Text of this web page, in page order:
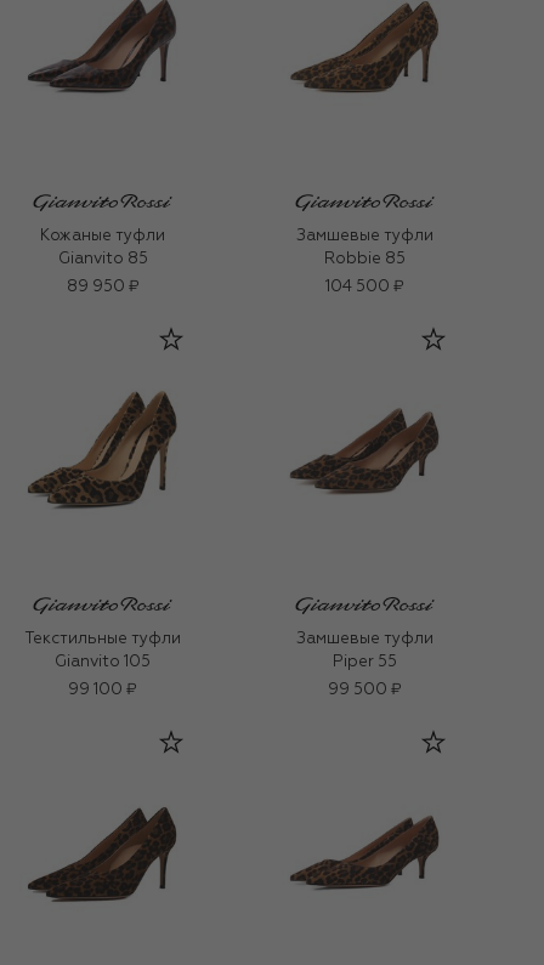
Кожаные туфли
Gianvito 85
89 950 ₽
Замшевые туфли
Robbie 85
104 500 ₽
Текстильные туфли
Gianvito 105
99 100 ₽
Замшевые туфли
Piper 55
99 500 ₽